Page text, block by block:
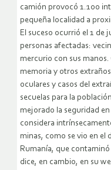
camión provocó 1.100
pequeña localidad a
El suceso ocurrió el 1 de
personas afectadas:
mercurio con sus
memoria y otros
oculares y casos del
secuelas para la
mejorado la seguridad
considera
minas, como se vio en el
Rumanía, que
dice, en cambio, en su